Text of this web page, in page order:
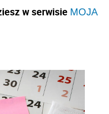
w serwisie MOJA